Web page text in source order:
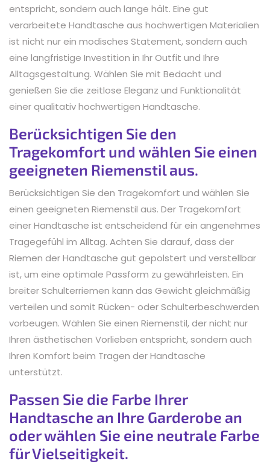
entspricht, sondern auch lange hält. Eine gut
verarbeitete Handtasche aus hochwertigen Materialien
ist nicht nur ein modisches Statement, sondern auch
eine langfristige Investition in Ihr Outfit und Ihre
Alltagsgestaltung. Wählen Sie mit Bedacht und
genießen Sie die zeitlose Eleganz und Funktionalität
einer qualitativ hochwertigen Handtasche.
Berücksichtigen Sie den
Tragekomfort und wählen Sie einen
geeigneten Riemenstil aus.
Berücksichtigen Sie den Tragekomfort und wählen Sie
einen geeigneten Riemenstil aus. Der Tragekomfort
einer Handtasche ist entscheidend für ein angenehmes
Tragegefühl im Alltag. Achten Sie darauf, dass der
Riemen der Handtasche gut gepolstert und verstellbar
ist, um eine optimale Passform zu gewährleisten. Ein
breiter Schulterriemen kann das Gewicht gleichmäßig
verteilen und somit Rücken- oder Schulterbeschwerden
vorbeugen. Wählen Sie einen Riemenstil, der nicht nur
Ihren ästhetischen Vorlieben entspricht, sondern auch
Ihren Komfort beim Tragen der Handtasche
unterstützt.
Passen Sie die Farbe Ihrer
Handtasche an Ihre Garderobe an
oder wählen Sie eine neutrale Farbe
für Vielseitigkeit.